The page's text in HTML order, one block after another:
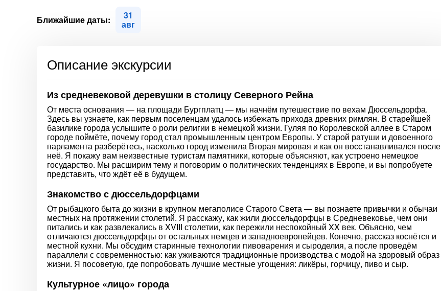
Ближайшие даты: 31
авг
Описание экскурсии
Из средневековой деревушки в столицу Северного Рейна
От места основания — на площади Бургплатц — мы начнём путешествие по вехам Дюссельдорфа.
Здесь вы узнаете, как первым поселенцам удалось избежать прихода древних римлян. В старейшей
базилике города услышите о роли религии в немецкой жизни. Гуляя по Королевской аллее в Старом
городе поймёте, почему город стал промышленным центром Европы. У старой ратуши и довоенного
парламента разберётесь, насколько город изменила Вторая мировая и как он восстанавливался после
неё. Я покажу вам неизвестные туристам памятники, которые объясняют, как устроено немецкое
государство. Мы расширим тему и поговорим о политических тенденциях в Европе, и вы попробуете
представить, что ждёт её в будущем.
Знакомство с дюссельдорфцами
От рыбацкого быта до жизни в крупном мегаполисе Старого Света — вы познаете привычки и обычаи
местных на протяжении столетий. Я расскажу, как жили дюссельдорфцы в Средневековье, чем они
питались и как развлекались в XVIII столетии, как пережили неспокойный XX век. Объясню, чем
отличаются дюссельдорфцы от остальных немцев и западноевропейцев. Конечно, рассказ коснётся и
местной кухни. Мы обсудим старинные технологии пивоварения и сыроделия, а после проведём
параллели с современностью: как уживаются традиционные производства с модой на здоровый образ
жизни. Я посоветую, где попробовать лучшие местные угощения: ликёры, горчицу, пиво и сыр.
Культурное «лицо» города